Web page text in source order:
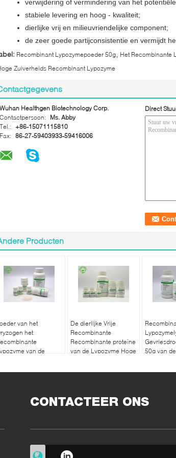
verwijdering of vermindering van het
stabiele levering en hoog - kwaliteit;
dierlijke vrij en milieuvriendelijke component;
de zeer goede partijconsistentie en vermijdt
Recombinant Lypozymepoeder 50g Het Recombinante
Zuiverheids Recombinant Lypozyme
Wuhan Healthgen Biotechnology Corp.
Contactpersoon:
Ms. Abby
Tel.:
+86-15071115810
Fax: 86-27-59403933-59416006
Direct
Producten
van het
het
van de
De dierlijke Vrije
Recombinante
Recombinante proteïne
van de Lypozyme Hoge
50g van de
CONTACTEER ONS